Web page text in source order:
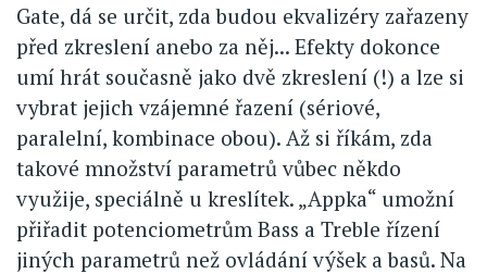
Gate, dá se určit, zda budou ekvalizéry zařazeny
před zkreslení anebo za něj... Efekty dokonce
umí hrát současně jako dvě zkreslení (!) a lze si
vybrat jejich vzájemné řazení (sériové,
paralelní, kombinace obou). Až si říkám, zda
takové množství parametrů vůbec někdo
využije, speciálně u kreslítek. „Appka“ umožní
přiřadit potenciometrům Bass a Treble řízení
jiných parametrů než ovládání výšek a basů. Na